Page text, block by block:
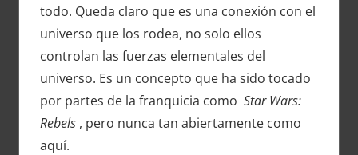
todo. Queda claro que es una conexión con el
universo que los rodea, no solo ellos
controlan las fuerzas elementales del
universo. Es un concepto que ha sido tocado
por partes de la franquicia como Star Wars:
Rebels, pero nunca tan abiertamente como
aquí.